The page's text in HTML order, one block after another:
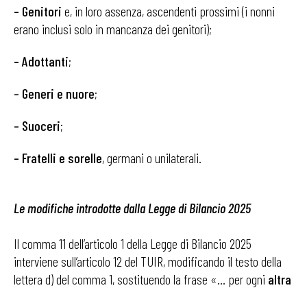
– Genitori e, in loro assenza, ascendenti prossimi (i nonni
erano inclusi solo in mancanza dei genitori);
– Adottanti;
– Generi e nuore;
– Suoceri;
– Fratelli e sorelle, germani o unilaterali.
Le modifiche introdotte dalla Legge di Bilancio 2025
Il comma 11 dell’articolo 1 della Legge di Bilancio 2025
interviene sull’articolo 12 del TUIR, modificando il testo della
lettera d) del comma 1, sostituendo la frase «… per ogni altra